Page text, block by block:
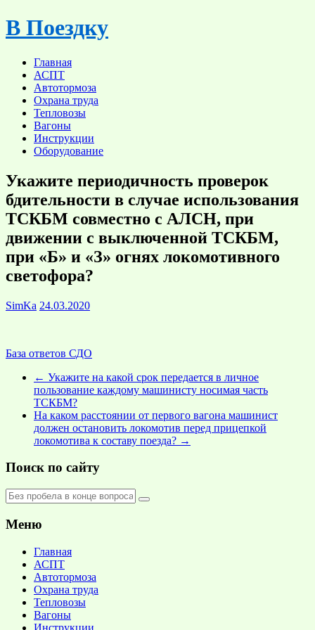
Skip
to
В Поездку
Главная
АСПТ
Автотормоза
Охрана труда
Тепловозы
Вагоны
Инструкции
Оборудование
Укажите периодичность проверок
бдительности в случае использования
ТСКБМ совместно с АЛСН, при
движении с выключенной ТСКБМ,
при «Б» и «З» огнях локомотивного
светофора?
SimKa 24.03.2020
База ответов СДО
← Укажите на какой срок передается в личное
пользование каждому машинисту носимая часть
ТСКБМ?
На каком расстоянии от первого вагона машинист
должен остановить локомотив перед прицепкой
локомотива к составу поезда? →
Поиск по сайту
Меню
Главная
АСПТ
Автотормоза
Охрана труда
Тепловозы
Вагоны
Инструкции